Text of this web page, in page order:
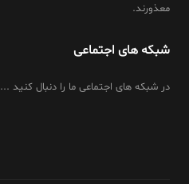
معذورند.
شبکه های اجتماعی
در شبکه های اجتماعی ما را دنبال کنید ...